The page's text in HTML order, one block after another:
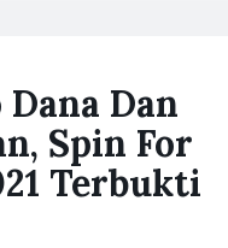
Dan
Spin For
Terbukti